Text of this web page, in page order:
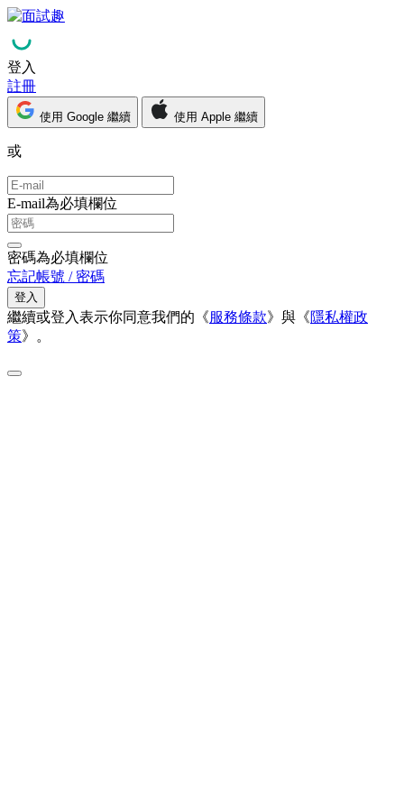
登入
註冊
使用 Google 繼續 使用 Apple 繼續
或
E-mail為必填欄位
密碼為必填欄位
忘記帳號 / 密碼
登入
繼續或登入表示你同意我們的《服務條款》與《隱私權政
策》。